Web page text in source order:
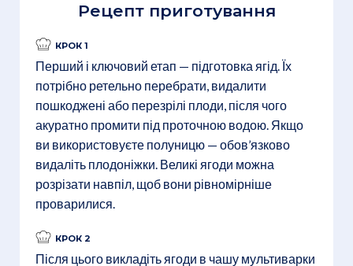
Рецепт приготування
КРОК 1
Перший і ключовий етап — підготовка ягід. Їх
потрібно ретельно перебрати, видалити
пошкоджені або перезрілі плоди, після чого
акуратно промити під проточною водою. Якщо
ви використовуєте полуницю — обов’язково
видаліть плодоніжки. Великі ягоди можна
розрізати навпіл, щоб вони рівномірніше
проварилися.
КРОК 2
Після цього викладіть ягоди в чашу мультиварки